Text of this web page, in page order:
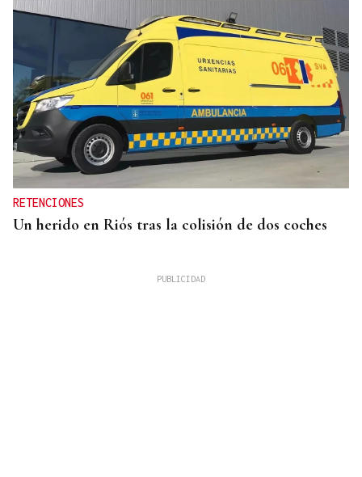
RETENCIONES
Un herido en Riós tras la colisión de dos coches